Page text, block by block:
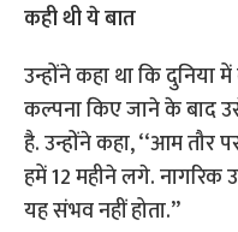
कही थी ये बात
उन्होंने कहा था कि दुनिया
कल्पना किए जाने के बाद
है. उन्होंने कहा, ‘‘आम तौर
हमें 12 महीने लगे. नागरिक
यह संभव नहीं होता.’’